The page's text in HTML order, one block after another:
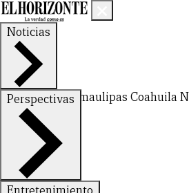
Noticias
Nuevo LeónTamaulipas Coahuila
Perspectivas
FinanzasOpinión